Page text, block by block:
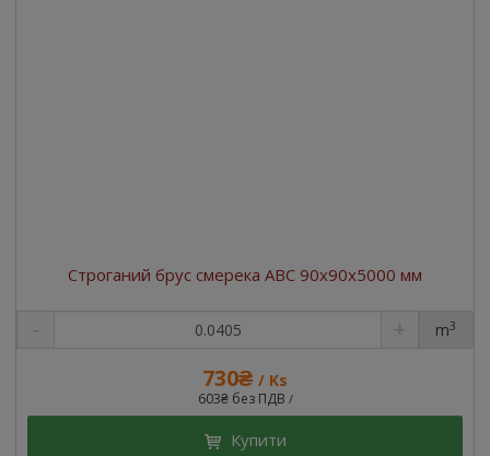
Строганий брус смерека ABC 90x90x5000 мм
730₴ / Ks
603₴ без ПДВ /
m3
Купити